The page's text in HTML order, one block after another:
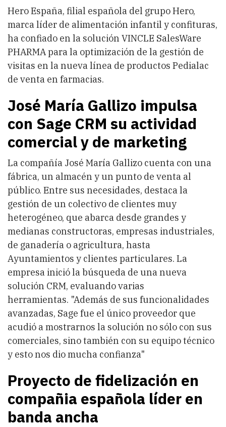
Hero España, filial española del grupo Hero,
marca líder de alimentación infantil y confituras,
ha confiado en la solución VINCLE SalesWare
PHARMA para la optimización de la gestión de
visitas en la nueva línea de productos Pedialac
de venta en farmacias.
José María Gallizo impulsa
con Sage CRM su actividad
comercial y de marketing
La compañía José María Gallizo cuenta con una
fábrica, un almacén y un punto de venta al
público. Entre sus necesidades, destaca la
gestión de un colectivo de clientes muy
heterogéneo, que abarca desde grandes y
medianas constructoras, empresas industriales,
de ganadería o agricultura, hasta
Ayuntamientos y clientes particulares. La
empresa inició la búsqueda de una nueva
solución CRM, evaluando varias
herramientas. "Además de sus funcionalidades
avanzadas, Sage fue el único proveedor que
acudió a mostrarnos la solución no sólo con sus
comerciales, sino también con su equipo técnico
y esto nos dio mucha confianza"
Proyecto de fidelización en
compañia española líder en
banda ancha